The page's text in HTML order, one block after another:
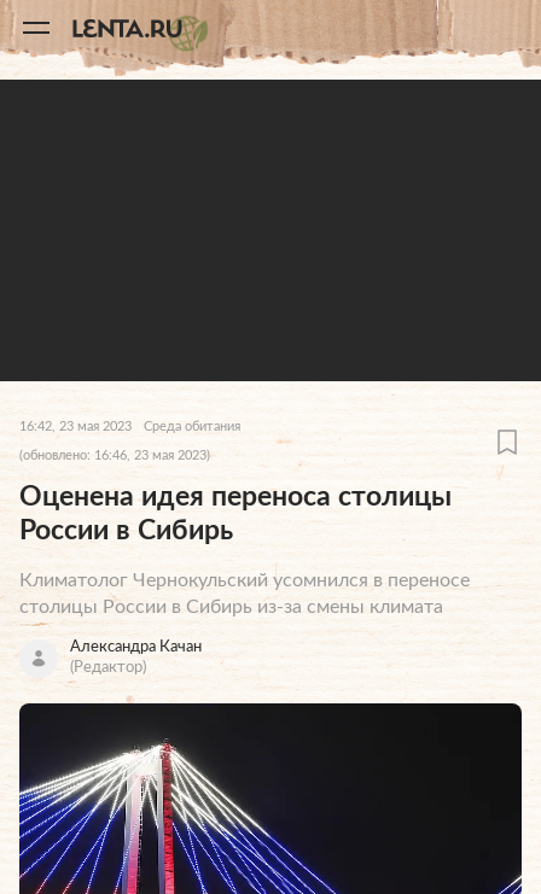
A
11
16:42, 23 мая 2023 Среда обитания
(обновлено: 16:46, 23 мая 2023)
Оценена идея переноса столицы
России в Сибирь
Климатолог Чернокульский усомнился в переносе
столицы России в Сибирь из-за смены климата
Александра Качан
(Редактор)